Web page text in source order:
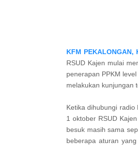
KFM PEKALONGAN,
RSUD Kajen mulai
penerapan PPKM
melakukan kunjungan
Ketika dihubungi
1 oktober RSUD
besuk masih sama
beberapa aturan